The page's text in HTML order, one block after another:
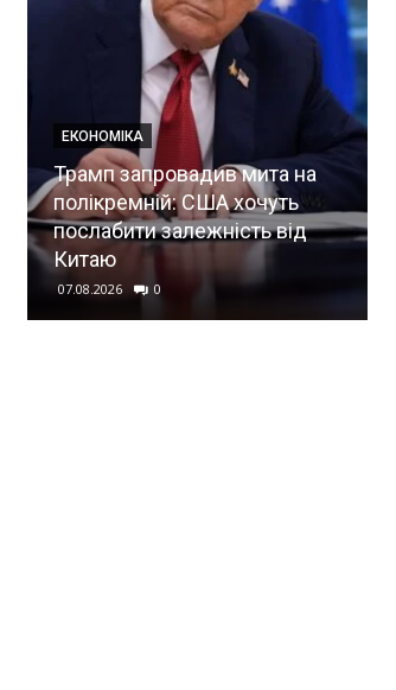
ЕКОНОМІКА
Трамп запровадив мита на
полікремній: США хочуть
послабити залежність від
Китаю
07.08.2026 0